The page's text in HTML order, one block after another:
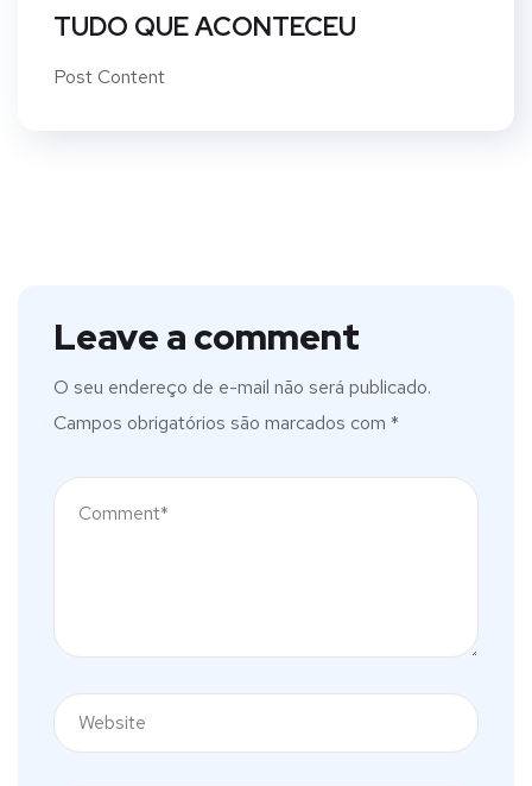
TUDO QUE ACONTECEU
Post Content
Leave a comment
O seu endereço de e-mail não será publicado.
Campos obrigatórios são marcados com *